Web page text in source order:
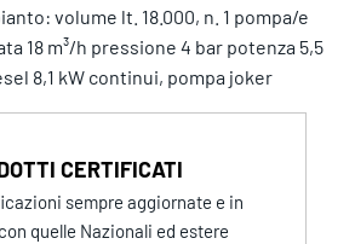
volume lt. 18.000, n. 1 pompa/e
18 m³/h pressione 4 bar potenza 5,5
8,1 kW continui, pompa joker
CERTIFICATI
sempre aggiornate e in
quelle Nazionali ed estere